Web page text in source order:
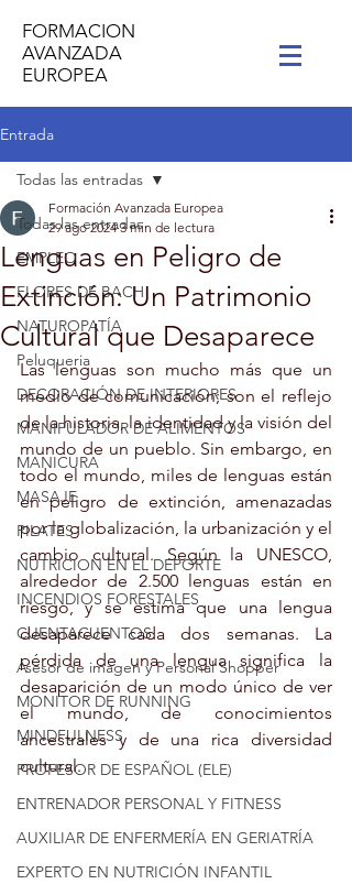
FORMACION
AVANZADA
EUROPEA
Entrada
Todas las entradas
EMPLEO
FLORES DE BACH
NATUROPATÍA
Peluqueria
DECORACIÓN DE INTERIORES
MANIPULADOR DE ALIMENTOS
MANICURA
MASAJE
PILATES
NUTRICION EN EL DEPORTE
INCENDIOS FORESTALES
CUENTACUENTOS
Asesor de imagen y Personal Shopper
MONITOR DE RUNNING
MINDFULNESS
PROFESOR DE ESPAÑOL (ELE)
ENTRENADOR PERSONAL Y FITNESS
AUXILIAR DE ENFERMERÍA EN GERIATRÍA
EXPERTO EN NUTRICIÓN INFANTIL
Todas las entradas
Lenguas en Peligro de
Extinción: Un Patrimonio
Cultural que Desaparece
Formación Avanzada Europea
29 ago 2024 3 min de lectura
Las lenguas son mucho más que un
medio de comunicación; son el reflejo
de la historia, la identidad y la visión del
mundo de un pueblo. Sin embargo, en
todo el mundo, miles de lenguas están
en peligro de extinción, amenazadas
por la globalización, la urbanización y el
cambio cultural. Según la UNESCO,
alrededor de 2.500 lenguas están en
riesgo, y se estima que una lengua
desaparece cada dos semanas. La
pérdida de una lengua significa la
desaparición de un modo único de ver
el mundo, de conocimientos
ancestrales y de una rica diversidad
cultural.